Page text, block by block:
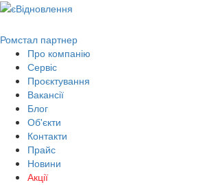
Ромстал партнер
Про компанію
Сервіс
Проєктування
Вакансії
Блог
Об'єкти
Контакти
Прайс
Новини
Акції